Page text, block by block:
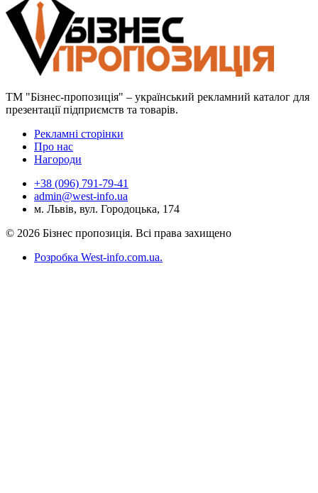
ТМ "Бізнес-пропозиція" – український рекламний каталог для
презентації підприємств та товарів.
Рекламні сторінки
Про нас
Нагороди
+38 (096) 791-79-41
admin@west-info.ua
м. Львів, вул. Городоцька, 174
© 2026 Бізнес пропозиція. Всі права захищено
Розробка West-info.com.ua.